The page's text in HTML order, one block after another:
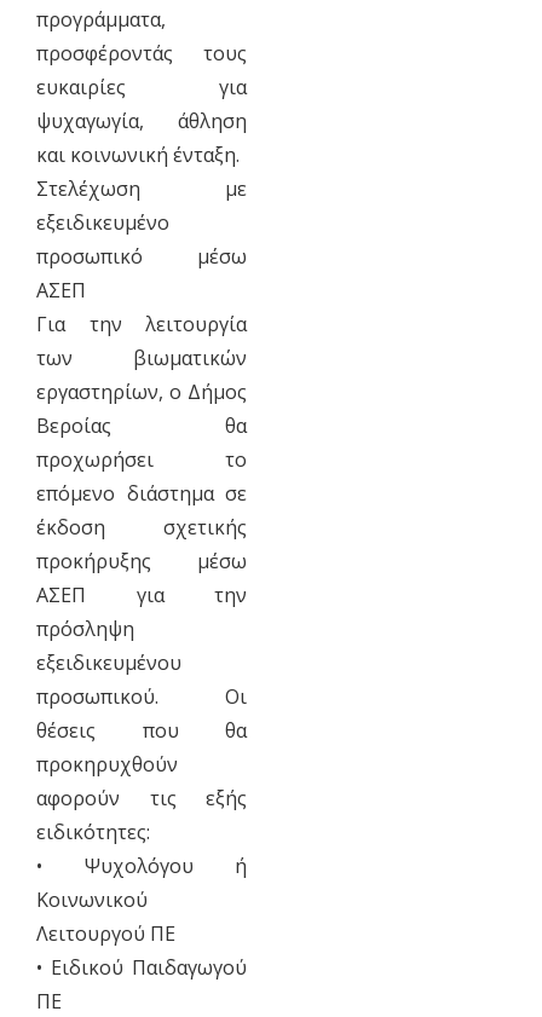
προγράμματα,
προσφέροντάς τους
ευκαιρίες για
ψυχαγωγία, άθληση
και κοινωνική ένταξη.
Στελέχωση με
εξειδικευμένο
προσωπικό μέσω
ΑΣΕΠ
Για την λειτουργία
των βιωματικών
εργαστηρίων, ο Δήμος
Βεροίας θα
προχωρήσει το
επόμενο διάστημα σε
έκδοση σχετικής
προκήρυξης μέσω
ΑΣΕΠ για την
πρόσληψη
εξειδικευμένου
προσωπικού. Οι
θέσεις που θα
προκηρυχθούν
αφορούν τις εξής
ειδικότητες:
• Ψυχολόγου ή
Κοινωνικού
Λειτουργού ΠΕ
• Ειδικού Παιδαγωγού
ΠΕ